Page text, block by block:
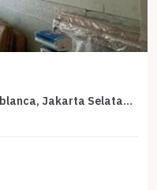
Apartemen Minimalis Lokasi Casablanca, Jakarta Selatan, Harga 1,5 Miliar